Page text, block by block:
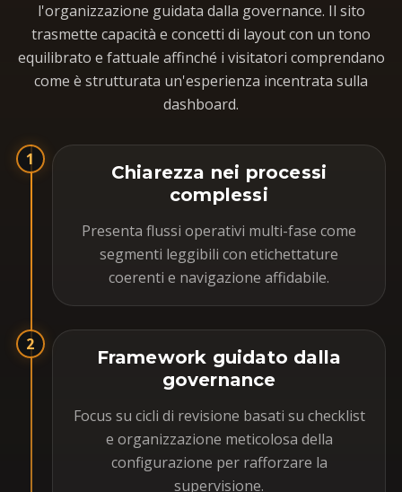
l'organizzazione guidata dalla governance. Il sito
trasmette capacità e concetti di layout con un tono
equilibrato e fattuale affinché i visitatori comprendano
come è strutturata un'esperienza incentrata sulla
dashboard.
1
Chiarezza nei processi
complessi
Presenta flussi operativi multi-fase come
segmenti leggibili con etichettature
coerenti e navigazione affidabile.
2
Framework guidato dalla
governance
Focus su cicli di revisione basati su checklist
e organizzazione meticolosa della
configurazione per rafforzare la
supervisione.